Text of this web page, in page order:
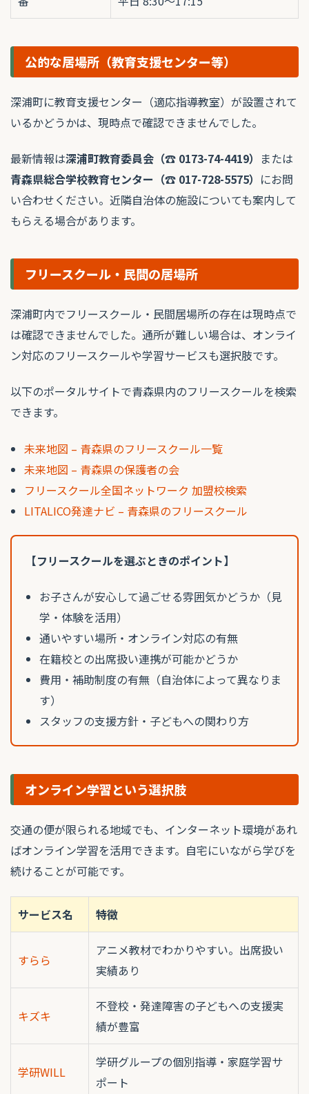
公的な居場所（教育支援センター等）
深浦町に教育支援センター（適応指導教室）が設置されて
いるかどうかは、現時点で確認できませんでした。
最新情報は深浦町教育委員会（☎ 0173-74-4419） または
青森県総合学校教育センター（☎ 017-728-5575） にお問
い合わせください。近隣自治体の施設についても案内して
もらえる場合があります。
フリースクール・民間の居場所
深浦町内でフリースクール・民間居場所の存在は現時点で
は確認できませんでした。通所が難しい場合は、オンライ
ン対応のフリースクールや学習サービスも選択肢です。
以下のポータルサイトで青森県内のフリースクールを検索
できます。
未来地図 – 青森県のフリースクール一覧
未来地図 – 青森県の保護者の会
フリースクール全国ネットワーク 加盟校検索
LITALICO発達ナビ – 青森県のフリースクール
【フリースクールを選ぶときのポイント】
お子さんが安心して過ごせる雰囲気かどうか（見
学・体験を活用）
通いやすい場所・オンライン対応の有無
在籍校との出席扱い連携が可能かどうか
費用・補助制度の有無（自治体によって異なりま
す）
スタッフの支援方針・子どもへの関わり方
オンライン学習という選択肢
交通の便が限られる地域でも、インターネット環境があれ
ばオンライン学習を活用できます。自宅にいながら学びを
続けることが可能です。
サービス名 特徴
すらら
アニメ教材でわかりやすい。出席扱い
実績あり
キズキ
不登校・発達障害の子どもへの支援実
績が豊富
学研WILL
学研グループの個別指導・家庭学習サ
ポート